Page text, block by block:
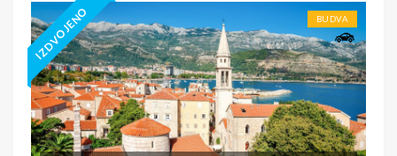
IZDVOJENO BUDVA